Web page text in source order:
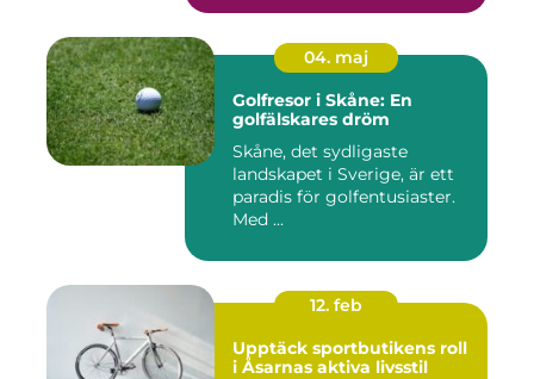
04. maj
Golfresor i Skåne: En
golfälskares dröm
Skåne, det sydligaste
landskapet i Sverige, är ett
paradis för golfentusiaster.
Med ...
12. feb
Upptäck sportbutikens roll
i Åsarnas aktiva livsstil